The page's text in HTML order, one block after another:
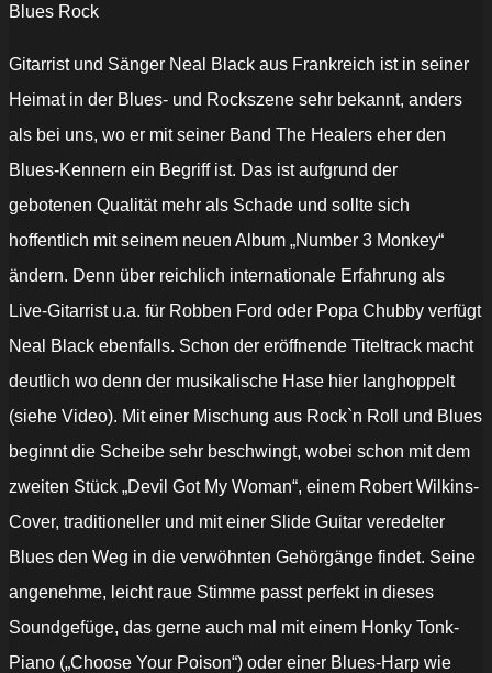
Blues Rock
Gitarrist und Sänger Neal Black aus Frankreich ist in seiner
Heimat in der Blues- und Rockszene sehr bekannt, anders
als bei uns, wo er mit seiner Band The Healers eher den
Blues-Kennern ein Begriff ist. Das ist aufgrund der
gebotenen Qualität mehr als Schade und sollte sich
hoffentlich mit seinem neuen Album „Number 3 Monkey“
ändern. Denn über reichlich internationale Erfahrung als
Live-Gitarrist u.a. für Robben Ford oder Popa Chubby verfügt
Neal Black ebenfalls. Schon der eröffnende Titeltrack macht
deutlich wo denn der musikalische Hase hier langhoppelt
(siehe Video). Mit einer Mischung aus Rock`n Roll und Blues
beginnt die Scheibe sehr beschwingt, wobei schon mit dem
zweiten Stück „Devil Got My Woman“, einem Robert Wilkins-
Cover, traditioneller und mit einer Slide Guitar veredelter
Blues den Weg in die verwöhnten Gehörgänge findet. Seine
angenehme, leicht raue Stimme passt perfekt in dieses
Soundgefüge, das gerne auch mal mit einem Honky Tonk-
Piano („Choose Your Poison“) oder einer Blues-Harp wie